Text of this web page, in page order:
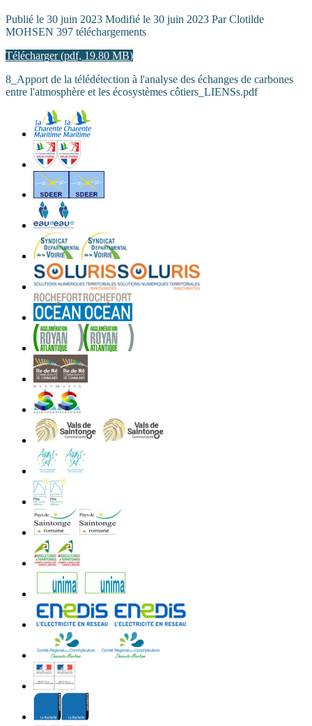
Publié le 30 juin 2023 Modifié le 30 juin 2023 ParClotilde
MOHSEN 397 téléchargements
Télécharger(pdf, 19.80 MB)
8_Apport de la télédétection à l'analyse des échanges de carbones
entre l'atmosphère et les écosystèmes côtiers_LIENSs.pdf